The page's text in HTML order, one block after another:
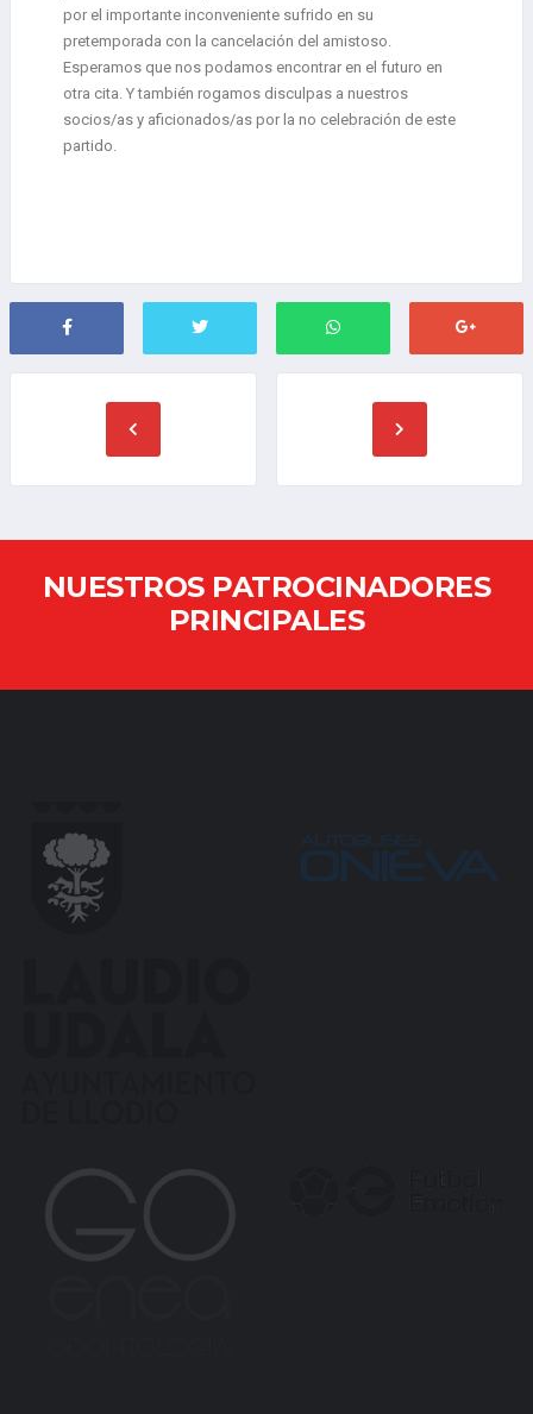
por el importante inconveniente sufrido en su
pretemporada con la cancelación del amistoso.
Esperamos que nos podamos encontrar en el futuro en
otra cita. Y también rogamos disculpas a nuestros
socios/as y aficionados/as por la no celebración de este
partido.
NUESTROS PATROCINADORES
PRINCIPALES